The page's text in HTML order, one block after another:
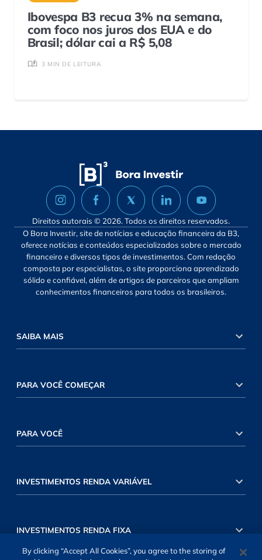
Ibovespa B3 recua 3% na semana,
com foco nos juros dos EUA e do
Brasil; dólar cai a R$ 5,08
3 MIN DE LEITURA
Direitos autorais © 2026. Todos os direitos reservados.
O Bora Investir, site de notícias e educação financeira da B3,
oferece notícias e conteúdos especializados sobre o mercado
financeiro e diversos tipos de investimentos. Com redação
composta por especialistas, o site proporciona aprendizado
sólido e confiável, além de artigos de parceiros que ampliam
conhecimentos financeiros para todos os brasileiros.
SAIBA MAIS
PARA VOCÊ COMEÇAR
PARA VOCÊ
INVESTIMENTOS RENDA VARIÁVEL
INVESTIMENTOS RENDA FIXA
By clicking “Accept All Cookies”, you agree to the storing of